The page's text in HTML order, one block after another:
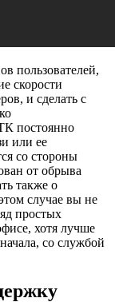
пользователей,
скорости
и сделать с
постоянно
или ее
со стороны
от обрыва
также о
случае вы не
простых
хотя лучше
со службой